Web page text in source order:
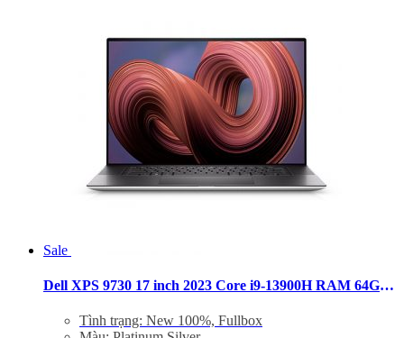
Sale
Dell XPS 9730 17 inch 2023 Core i9-13900H RAM 64GB SSD 1TB FHD+ RTX 4080
Tình trạng: New 100%, Fullbox